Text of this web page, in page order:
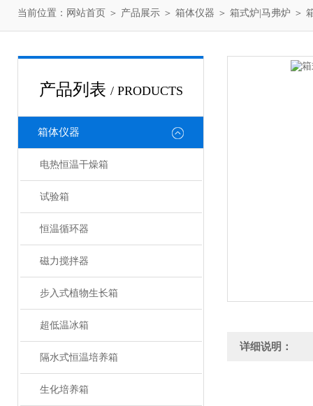
当前位置： 网站首页 ＞ 产品展示 ＞ 箱体仪器 ＞ 箱式炉|马弗炉 ＞
产品列表 / PRODUCTS
箱体仪器
电热恒温干燥箱
试验箱
恒温循环器
磁力搅拌器
步入式植物生长箱
超低温冰箱
隔水式恒温培养箱
生化培养箱
详细说明：